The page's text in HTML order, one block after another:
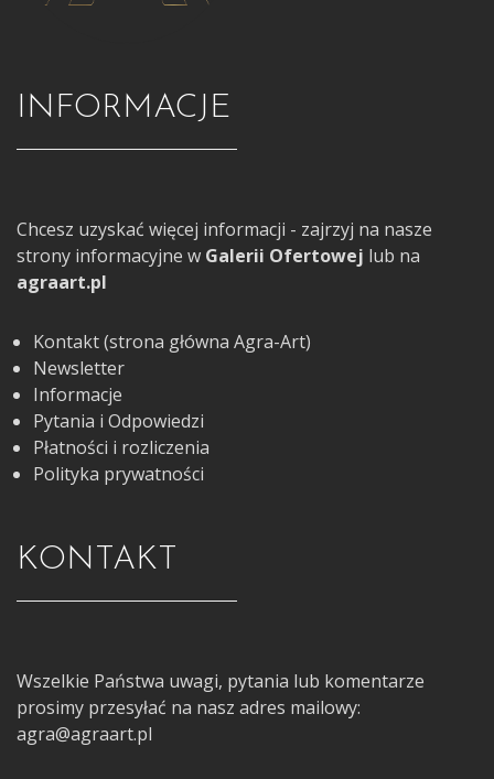
INFORMACJE
Chcesz uzyskać więcej informacji - zajrzyj na nasze
strony informacyjne w Galerii Ofertowej lub na
agraart.pl
Kontakt (strona główna Agra-Art)
Newsletter
Informacje
Pytania i Odpowiedzi
Płatności i rozliczenia
Polityka prywatności
KONTAKT
Wszelkie Państwa uwagi, pytania lub komentarze
prosimy przesyłać na nasz adres mailowy:
agra@agraart.pl